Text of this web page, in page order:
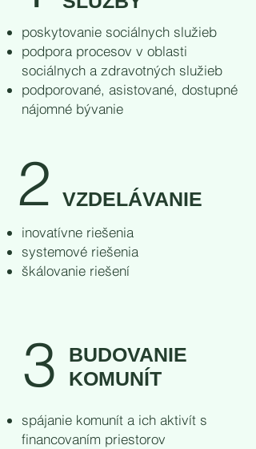
poskytovanie sociálnych služieb
podpora procesov v oblasti
sociálnych a zdravotných služieb
podporované, asistované, dostupné
nájomné bývanie
2 VZDELÁVANIE
inovatívne riešenia
systemové riešenia
škálovanie riešení
3
BUDOVANIE
KOMUNÍT
spájanie komunít a ich aktivít s
financovaním priestorov